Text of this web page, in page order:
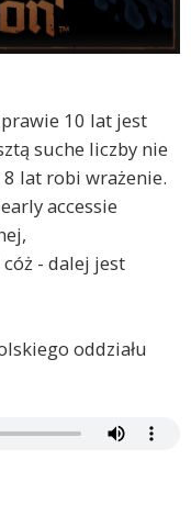
10 lat jest
suche liczby nie
lat robi wrażenie.
accessie
- dalej jest
oddziału